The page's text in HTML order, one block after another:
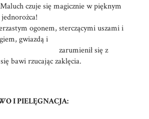
czuje się magicznie w pięknym
ogonem, sterczącymi uszami i
gwiazdą i
się z
bawi rzucając zaklęcia.
I PIELĘGNACJA: